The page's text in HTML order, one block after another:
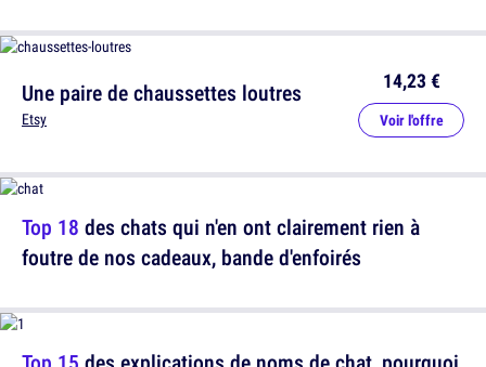
Top 18 des chats qui n'en ont clairement rien à
foutre de nos cadeaux, bande d'enfoirés
Une paire de chaussettes loutres
Etsy
14,23 €
Voir l'offre